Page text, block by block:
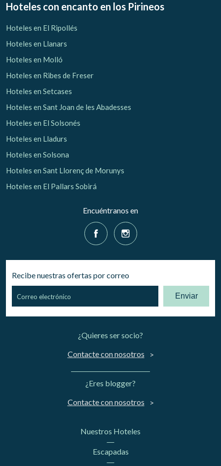
Hoteles con encanto en los Pirineos
Hoteles en El Ripollés
Hoteles en Llanars
Hoteles en Molló
Hoteles en Ribes de Freser
Hoteles en Setcases
Hoteles en Sant Joan de les Abadesses
Hoteles en El Solsonés
Hoteles en Lladurs
Hoteles en Solsona
Hoteles en Sant Llorenç de Morunys
Hoteles en El Pallars Sobirá
Encuéntranos en
Recibe nuestras ofertas por correo
Enviar
¿Quieres ser socio?
Contacte con nosotros
¿Eres blogger?
Contacte con nosotros
Nuestros Hoteles
Escapadas